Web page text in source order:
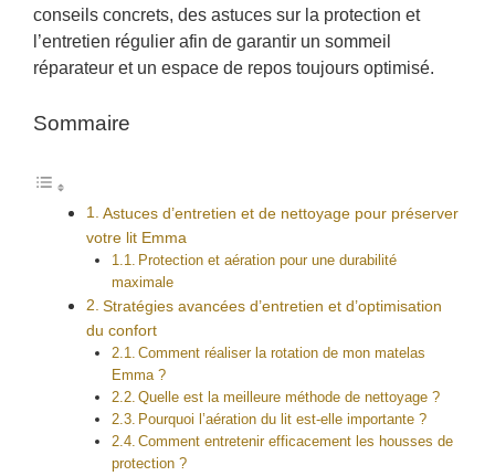
conseils concrets, des astuces sur la protection et
l’entretien régulier afin de garantir un sommeil
réparateur et un espace de repos toujours optimisé.
Sommaire
Astuces d’entretien et de nettoyage pour préserver
votre lit Emma
Protection et aération pour une durabilité
maximale
Stratégies avancées d’entretien et d’optimisation
du confort
Comment réaliser la rotation de mon matelas
Emma ?
Quelle est la meilleure méthode de nettoyage ?
Pourquoi l’aération du lit est-elle importante ?
Comment entretenir efficacement les housses de
protection ?